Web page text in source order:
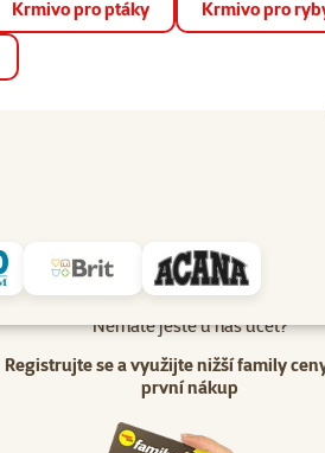
Více informací
Krmivo pro ptáky Krmivo pro
Nemáte ještě u nás účet?
Registrujte se a využijte nižší family
první nákup